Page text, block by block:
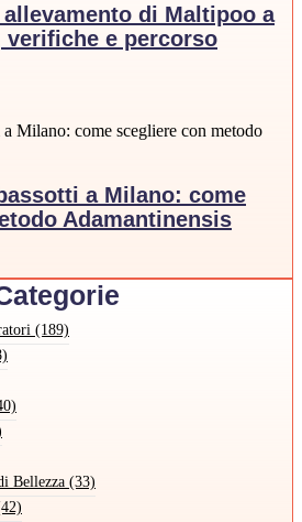
di Maltipoo a
e percorso
a Milano: come
Adamantinensis
(189)
Bellezza (33)